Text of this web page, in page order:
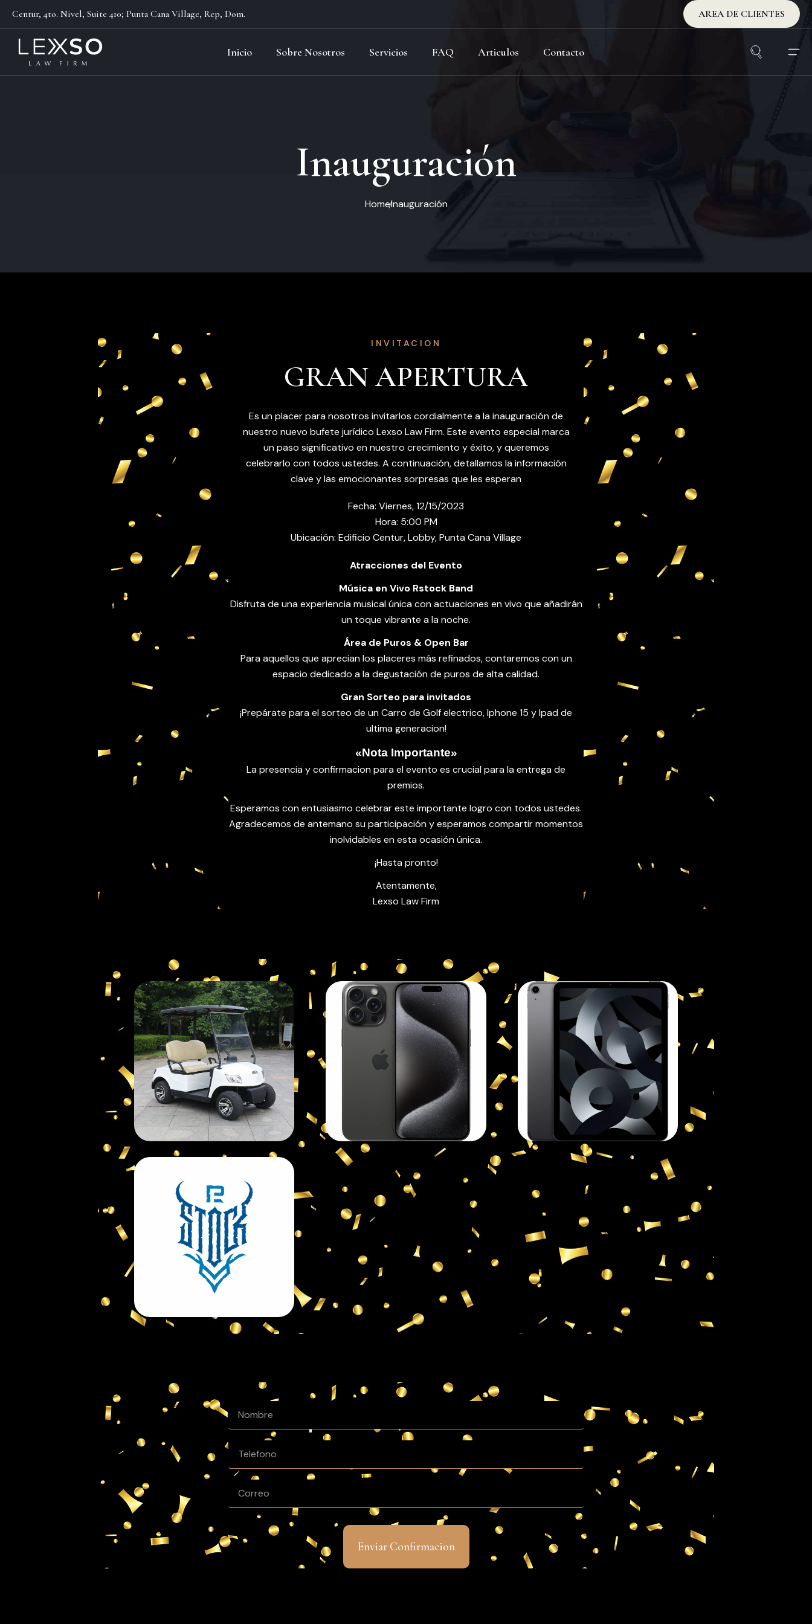
Centur, 4to. Nivel, Suite 410; Punta Cana Village, Rep, Dom. AREA DE CLIENTES
Inicio Sobre Nosotros Servicios FAQ Articulos Contacto
Inauguración
HomeInauguración
INVITACION
GRAN APERTURA
Es un placer para nosotros invitarlos cordialmente a la inauguración de
nuestro nuevo bufete jurídico Lexso Law Firm. Este evento especial marca
un paso significativo en nuestro crecimiento y éxito, y queremos
celebrarlo con todos ustedes. A continuación, detallamos la información
clave y las emocionantes sorpresas que les esperan
Fecha: Viernes, 12/15/2023
Hora: 5:00 PM
Ubicación: Edificio Centur, Lobby, Punta Cana Village
Atracciones del Evento
Música en Vivo Rstock Band
Disfruta de una experiencia musical única con actuaciones en vivo que añadirán
un toque vibrante a la noche.
Área de Puros & Open Bar
Para aquellos que aprecian los placeres más refinados, contaremos con un
espacio dedicado a la degustación de puros de alta calidad.
Gran Sorteo para invitados
¡Prepárate para el sorteo de un Carro de Golf electrico, Iphone 15 y Ipad de
ultima generacion!
«Nota Importante»
La presencia y confirmacion para el evento es crucial para la entrega de
premios.
Esperamos con entusiasmo celebrar este importante logro con todos ustedes.
Agradecemos de antemano su participación y esperamos compartir momentos
inolvidables en esta ocasión única.
¡Hasta pronto!
Atentamente,
Lexso Law Firm
Enviar Confirmacion